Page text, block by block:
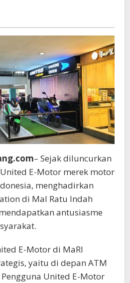
untuk
Listrik
yang
Padat
Aktivitas
– Sejak diluncurkan
E-Motor merek motor
menghadirkan
di Mal Ratu Indah
antusiasme
E-Motor di MaRI
yaitu di depan ATM
United E-Motor